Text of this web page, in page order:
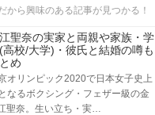
から興味のある記事が見つかる！
聖奈の実家と両親や家族・学
高校/大学)・彼氏と結婚の噂も
め
オリンピック2020で日本女子史上
なるボクシング・フェザー級の金
聖奈。生い立ち・実…